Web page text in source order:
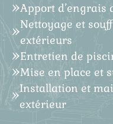
Apport d’engrais
Nettoyage et
extérieurs
Entretien de
Mise en place et
Installation et
extérieur